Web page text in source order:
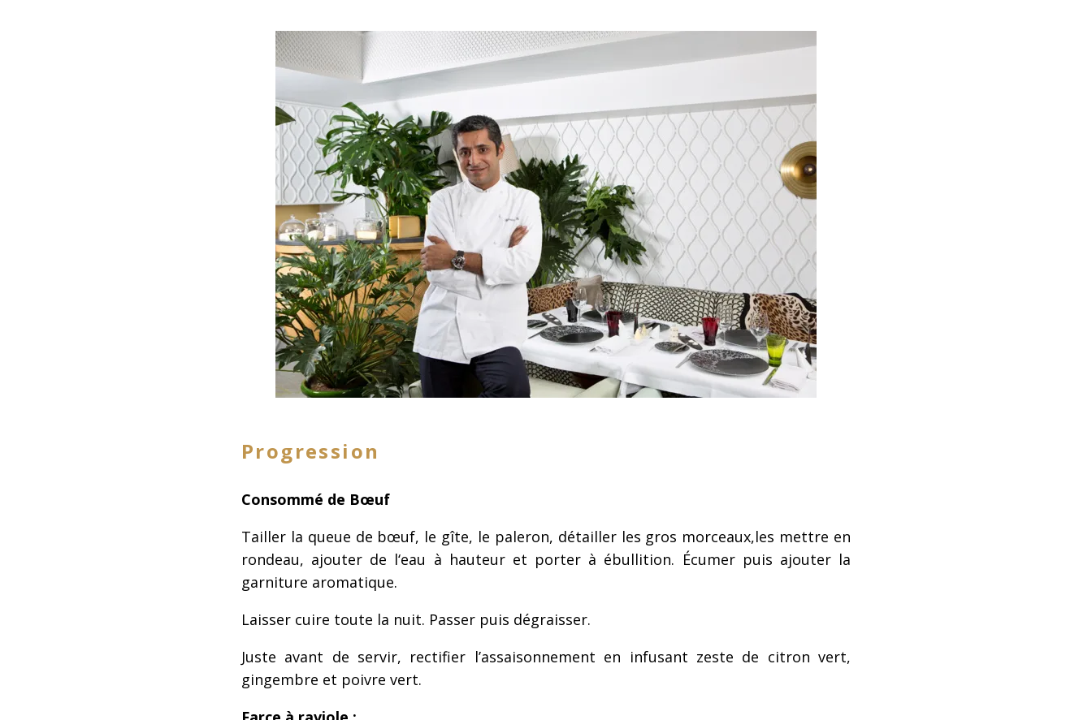
Progression
Consommé de Bœuf
Tailler la queue de bœuf, le gîte, le paleron, détailler les gros morceaux,les mettre en
rondeau, ajouter de l‘eau à hauteur et porter à ébullition. Écumer puis ajouter la
garniture aromatique.
Laisser cuire toute la nuit. Passer puis dégraisser.
Juste avant de servir, rectifier l’assaisonnement en infusant zeste de citron vert,
gingembre et poivre vert.